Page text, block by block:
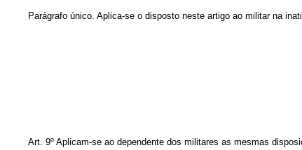
Parágrafo único. Aplica-se o disposto neste artigo ao militar na
Art. 9º Aplicam-se ao dependente dos militares as mesmas